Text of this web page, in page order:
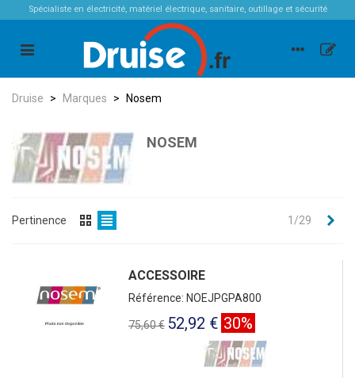
Spécialiste en électricité, matériel électrique, sanitaire, outillage et sécurité
Druise > Marques > Nosem
NOSEM
Pertinence 1/29
ACCESSOIRE
Référence: NOEJPGPA800
75,60 € 52,92 € 30%